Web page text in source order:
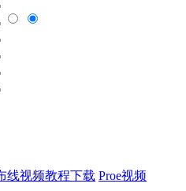
Proe视频